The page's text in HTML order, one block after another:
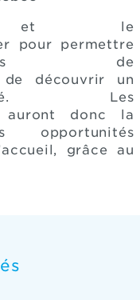
et le
pour permettre
de
découvrir un
Les
auront donc la
opportunités
grâce au